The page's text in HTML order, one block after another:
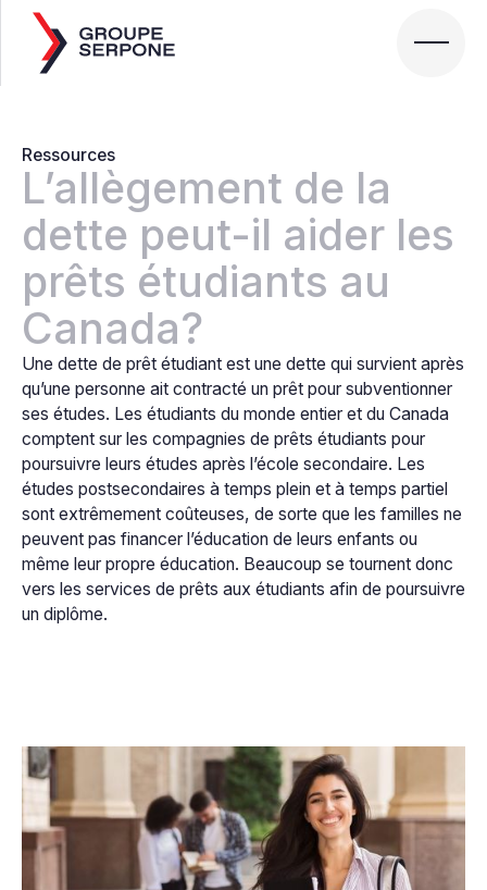
Ressources
L’allègement de la
dette peut-il aider les
prêts étudiants au
Canada?
Une dette de prêt étudiant est une dette qui survient après
qu’une personne ait contracté un prêt pour subventionner
ses études. Les étudiants du monde entier et du Canada
comptent sur les compagnies de prêts étudiants pour
poursuivre leurs études après l’école secondaire. Les
études postsecondaires à temps plein et à temps partiel
sont extrêmement coûteuses, de sorte que les familles ne
peuvent pas financer l’éducation de leurs enfants ou
même leur propre éducation. Beaucoup se tournent donc
vers les services de prêts aux étudiants afin de poursuivre
un diplôme.